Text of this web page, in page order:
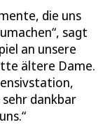
die uns
sagt
an unsere
ältere Dame.
sehr dankbar